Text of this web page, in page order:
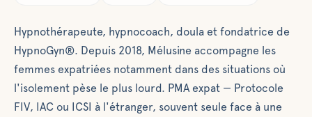
Hypnothérapeute, hypnocoach, doula et fondatrice de
HypnoGyn®. Depuis 2018, Mélusine accompagne les
femmes expatriées notamment dans des situations où
l'isolement pèse le plus lourd. PMA expat — Protocole
FIV, IAC ou ICSI à l'étranger, souvent seule face à une